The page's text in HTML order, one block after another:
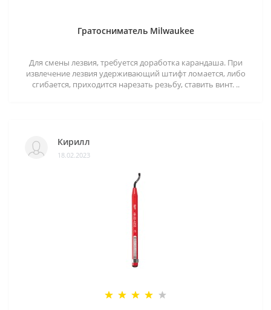
Гратосниматель Milwaukee
Для смены лезвия, требуется доработка карандаша. При
извлечение лезвия удерживающий штифт ломается, либо
сгибается, приходится нарезать резьбу, ставить винт. ..
Кирилл
18.02.2023